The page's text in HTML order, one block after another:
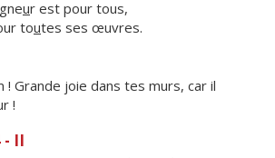
ur est pour tous,
toutes ses œuvres.
! Grande joie dans tes murs, car il
!
- II